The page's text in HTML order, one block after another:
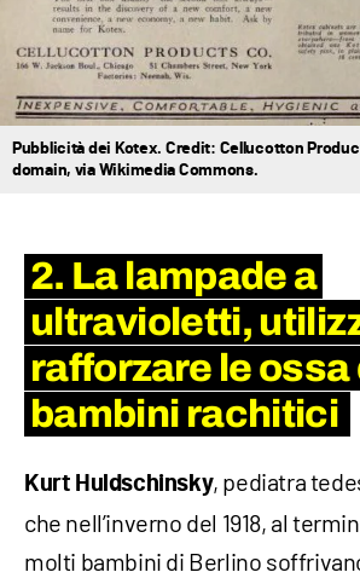
Pubblicità dei Kotex. Credit: Cellucotton
domain, via Wikimedia Commons.
2. La lampade a
ultravioletti,
rafforzare le ossa
bambini rachitici
Kurt Huldschinsky, pediatra
che nell’inverno del 1918, al
molti bambini di Berlino